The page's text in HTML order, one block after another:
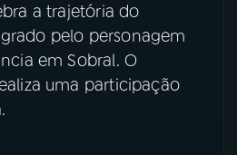
X
a trajetória do
pelo personagem
em Sobral. O
uma participação